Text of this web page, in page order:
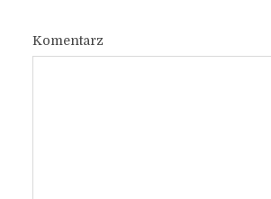
Komentarz